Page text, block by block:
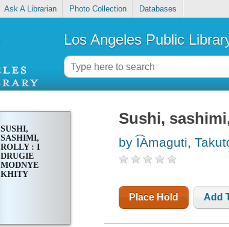
Ask A Librarian Photo Collection Databases
Los Angeles Public
SUSHI,
SASHIMI,
ROLLY : I
DRUGIE
MODNYE
KHITY
Sushi,
by I͡Amaguti,
Place Hold Add